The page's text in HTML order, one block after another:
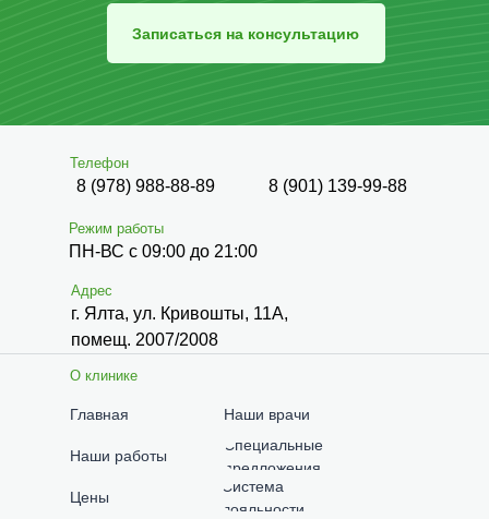
Записаться на консультацию
Телефон
Адрес
г. Ялта, ул. Кривошты, 11А,
помещ. 2007/2008
Режим работы
ПН-ВС с 09:00 до 21:00
О клинике
Главная
Наши работы
Цены
Специальные
предложения
Система
лояльности
8 (978) 988-88-89 8 (901) 139-99-88
Наши врачи